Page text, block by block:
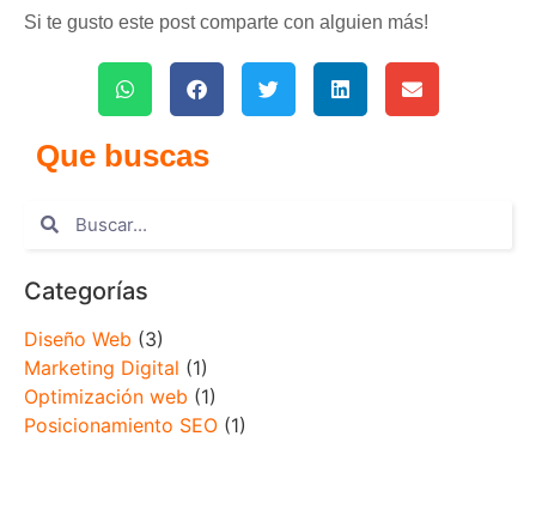
Si te gusto este post comparte con alguien más!
Que buscas
Categorías
Diseño Web (3)
Marketing Digital (1)
Optimización web (1)
Posicionamiento SEO (1)